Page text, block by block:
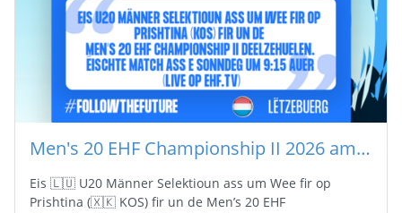
Men's 20 EHF Championship II 2026 am Kosovo 🇽🇰
Eis 🇱🇺 U20 Männer Selektioun ass um Wee fir op
Prishtina (🇽🇰 KOS) fir un de Men’s 20 EHF